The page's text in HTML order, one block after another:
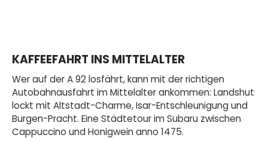
KAFFEEFAHRT INS MITTELALTER
Wer auf der A 92 losfährt, kann mit der richtigen
Autobahnausfahrt im Mittelalter ankommen: Landshut
lockt mit Altstadt-Charme, Isar-Entschleunigung und
Burgen-Pracht. Eine Städtetour im Subaru zwischen
Cappuccino und Honigwein anno 1475.